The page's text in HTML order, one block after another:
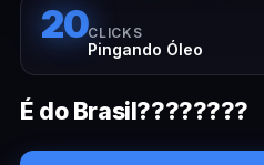
20CLICKS
Pingando Óleo
É do Brasil????????